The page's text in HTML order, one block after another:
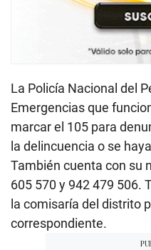
La Policía Nacional del
Emergencias que
marcar el 105 para
la delincuencia o se
También cuenta con su
605 570 y 942 479 506.
la comisaría del distrito
correspondiente.